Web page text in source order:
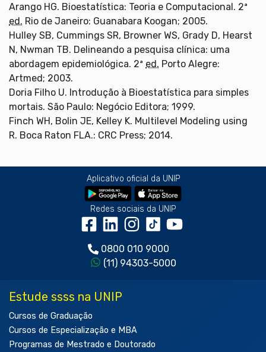
Arango HG. Bioestatística: Teoria e Computacional. 2ª
ed. Rio de Janeiro: Guanabara Koogan; 2005.
Hulley SB, Cummings SR, Browner WS, Grady D, Hearst
N, Nwman TB. Delineando a pesquisa clínica: uma
abordagem epidemiológica. 2ª ed. Porto Alegre:
Artmed; 2003.
Doria Filho U. Introdução à Bioestatística para simples
mortais. São Paulo: Negócio Editora; 1999.
Finch WH, Bolin JE, Kelley K. Multilevel Modeling using
R. Boca Raton FLA.: CRC Press; 2014.
Aplicativo oficial da UNIP
Redes sociais da UNIP
0800 010 9000
(11) 94303-5000
Estude ssss na UNIP
Cursos de Graduação
Cursos de Especialização e MBA
Programas de Mestrado e Doutorado